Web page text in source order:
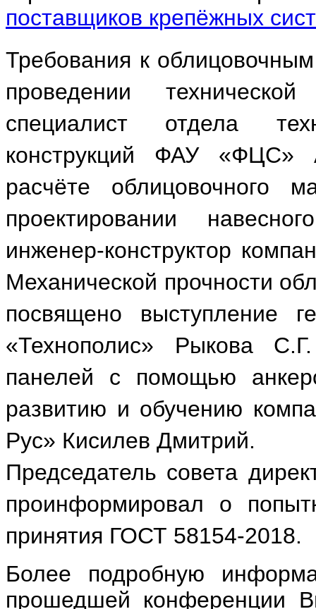
поставщиков крепёжных
Требования к
проведении
специалист отдела
конструкций ФАУ «ФЦС»
расчёте облицовочного
проектировании
инженер-конструктор
Механической прочности
посвящено выступление
«Технополис» Рыкова
панелей с помощью
развитию и обучению
Рус» Кисилев Дмитрий.
Председатель совета
проинформировал о
принятия ГОСТ 58154-2018.
Более подробную
прошедшей конференции